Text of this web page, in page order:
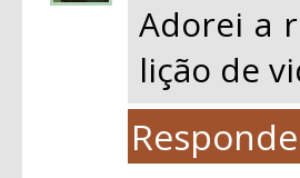
Adorei a
lição de